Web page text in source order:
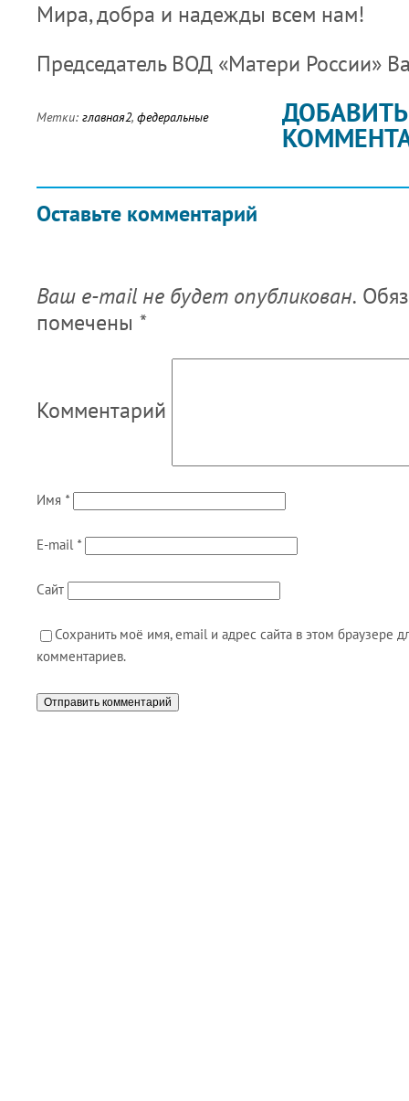
Мира, добра и надежды всем нам!
Председатель ВОД «Матери России»
Метки: главная2, федеральные
Оставьте комментарий
ДОБАВИТЬ
Ваш e-mail не будет опубликован.
помечены *
Комментарий
Имя *
E-mail *
Сайт
Сохранить моё имя, email и адрес сайта в этом браузере
комментариев.